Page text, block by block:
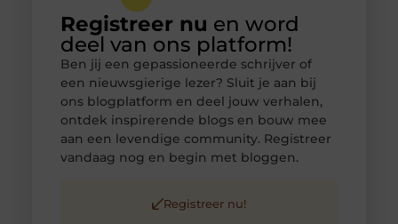
Registreer nu en word
deel van ons platform!
Ben jij een gepassioneerde schrijver of
een nieuwsgierige lezer? Sluit je aan bij
ons blogplatform en deel jouw verhalen,
ontdek inspirerende blogs en bouw mee
aan een levendige community. Registreer
vandaag nog en begin met bloggen.
Registreer nu!